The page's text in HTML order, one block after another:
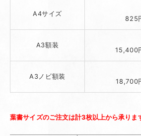
A4サイズ
825
A3額装
15,400
A3ノビ額装
18,700
葉書サイズのご注文は計3枚以上から承りま